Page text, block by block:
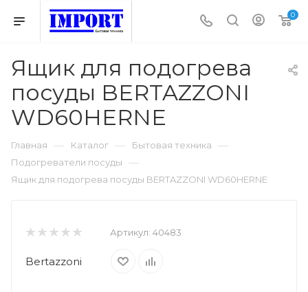
0
Ящик для подогрева
посуды BERTAZZONI
WD60HERNE
Главная — Каталог — Бытовая техника —
Подогреватели посуды —
Ящик для подогрева посуды BERTAZZONI WD60HERNE
Артикул: 40483
Bertazzoni